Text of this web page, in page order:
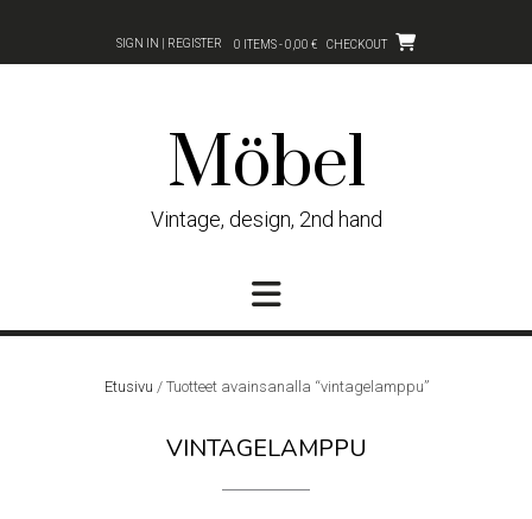
content
SIGN IN | REGISTER 0 ITEMS - 0,00 € CHECKOUT
Möbel
Vintage, design, 2nd hand
Etusivu / Tuotteet avainsanalla “vintagelamppu”
VINTAGELAMPPU